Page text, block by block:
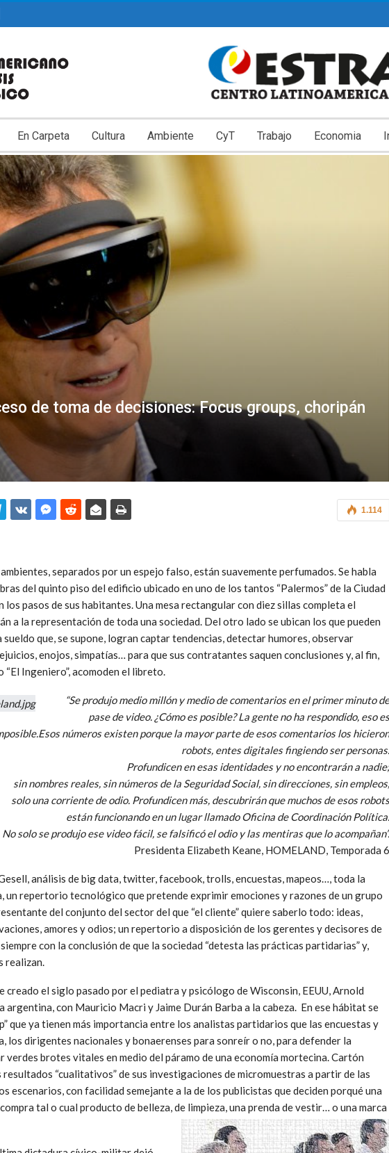
En Carpeta Cultura Ambiente CyT Trabajo Economia
de toma de decisiones: Focus groups, choripán
1.114
separados por un espejo falso, están suavemente perfumados. Se habla
del quinto piso del edificio ubicado en uno de los tantos “Palermos” de la Ciudad
los pasos de sus habitantes. Una mesa rectangular con diez sillas completa el
a la representación de toda una sociedad. Del otro lado se ubican los que pueden
que, se supone, logran captar tendencias, detectar humores, observar
enojos, simpatías… para que sus contratantes saquen conclusiones y, al fin,
Ingeniero”, acomoden el libreto.
“Se produjo medio millón y medio de comentarios en el primer minuto de
pase de video. ¿Cómo es posible? La gente no ha respondido, eso es
números existen porque la mayor parte de esos comentarios los hicieron
robots, entes digitales fingiendo ser personas.
Profundicen en esas identidades y no encontrarán a nadie;
sin nombres reales, sin números de la Seguridad Social, sin direcciones, sin empleos,
solo una corriente de odio. Profundicen más, descubrirán que muchos de esos robots
están funcionando en un lugar llamado Oficina de Coordinación Política.
No solo se produjo ese video fácil, se falsificó el odio y las mentiras que lo acompañan”.
Presidenta Elizabeth Keane, HOMELAND, Temporada 6
análisis de big data, twitter, facebook, trolls, encuestas, mapeos…, toda la
un repertorio tecnológico que pretende exprimir emociones y razones de un grupo
del conjunto del sector del que “el cliente” quiere saberlo todo: ideas,
amores y odios; un repertorio a disposición de los gerentes y decisores de
con la conclusión de que la sociedad “detesta las prácticas partidarias” y,
realizan.
el siglo pasado por el pediatra y psicólogo de Wisconsin, EEUU, Arnold
argentina, con Mauricio Macri y Jaime Durán Barba a la cabeza. En ese hábitat se
que ya tienen más importancia entre los analistas partidarios que las encuestas y
los dirigentes nacionales y bonaerenses para sonreír o no, para defender la
verdes brotes vitales en medio del páramo de una economía mortecina. Cartón
resultados “cualitativos” de sus investigaciones de micromuestras a partir de las
escenarios, con facilidad semejante a la de los publicistas que deciden porqué una
tal o cual producto de belleza, de limpieza, una prenda de vestir… o una marca